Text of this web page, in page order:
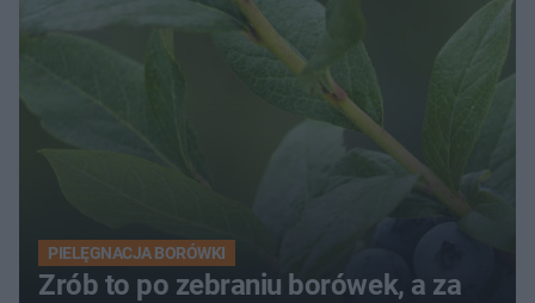
PIELĘGNACJA BORÓWKI
Zrób to po zebraniu borówek, a za